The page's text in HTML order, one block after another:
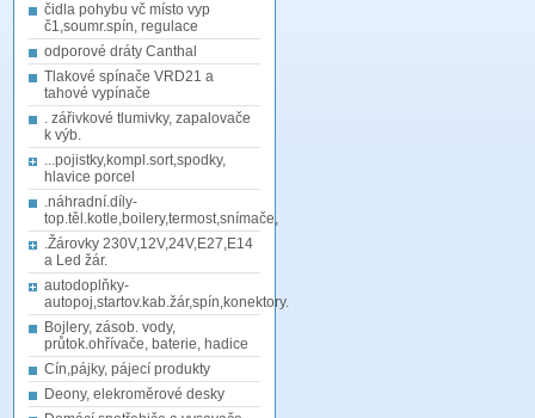
čidla pohybu vč místo vyp
č1,soumr.spín, regulace
odporové dráty Canthal
Tlakové spínače VRD21 a
tahové vypínače
. zářivkové tlumivky, zapalovače
k výb.
...pojistky,kompl.sort,spodky,
hlavice porcel
.náhradní.díly-
top.těl.kotle,boilery,termost,snímače,
.Žárovky 230V,12V,24V,E27,E14
a Led žár.
autodoplňky-
autopoj,startov.kab.žár,spín,konektory.
Bojlery, zásob. vody,
průtok.ohřívače, baterie, hadice
Cín,pájky, pájecí produkty
Deony, elekroměrové desky